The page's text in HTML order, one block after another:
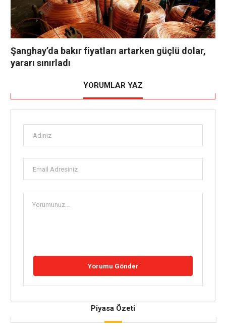
Şanghay’da bakır fiyatları artarken güçlü dolar,
yararı sınırladı
YORUMLAR YAZ
Piyasa Özeti